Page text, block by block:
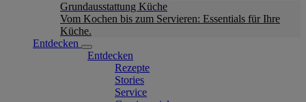
Grundausstattung Küche
Vom Kochen bis zum Servieren: Essentials für Ihre
Küche.
Entdecken
Entdecken
Rezepte
Stories
Service